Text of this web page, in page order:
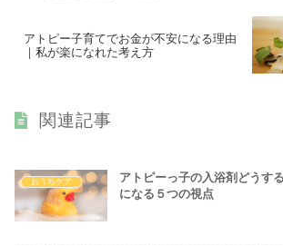
アトピー子育てでお金が不安になる理由
｜私が楽になれた考え方
関連記事
おうちケア
アトピーっ子の入浴剤どうす
になる５つの視点